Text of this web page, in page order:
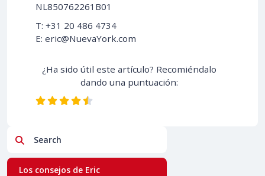
NL850762261B01
T: +31 20 486 4734
E: eric@NuevaYork.com
¿Ha sido útil este artículo? Recomiéndalo
dando una puntuación:
Search
Los consejos de Eric